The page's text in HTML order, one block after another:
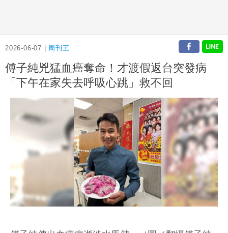
2026-06-07 | 周刊王
傅子純兇猛血癌奪命！才渡假返台突發病
「下午在家失去呼吸心跳」救不回